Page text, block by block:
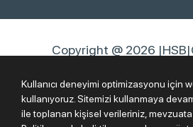
Copyright @ 2026 |HSB|
EN ES TR
Kullanıcı deneyimi optimizasyonu için
kullanıyoruz. Sitemizi kullanmaya
ile toplanan kişisel verileriniz,